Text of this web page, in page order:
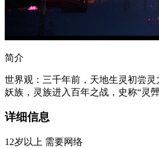
简介
世界观：三千年前，天地生灵初尝
妖族，灵族进入百年之战，史称“灵
详细信息
12岁以上 需要网络